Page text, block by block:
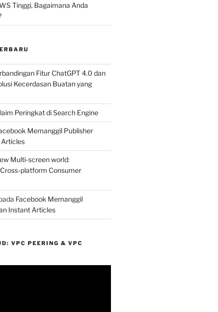
Tinggi, Bagaimana Anda
Fitur ChatGPT 4.0 dan
Kecerdasan Buatan yang
Peringkat di Search Engine
Memanggil Publisher
Multi-screen world:
platform Consumer
Facebook Memanggil
Instant Articles
VPC PEERING & VPC